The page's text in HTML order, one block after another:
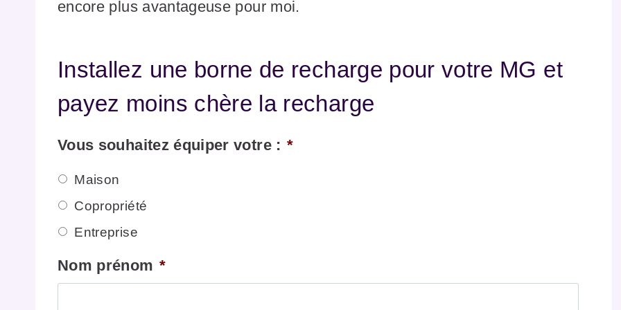
encore plus avantageuse pour moi.
Installez une borne de recharge pour votre MG et
payez moins chère la recharge
Vous souhaitez équiper votre : *
Maison
Copropriété
Entreprise
Nom prénom *